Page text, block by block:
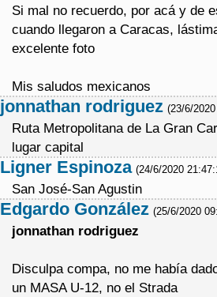
Si mal no recuerdo, por acá y de
cuando llegaron a Caracas,
excelente foto
Mis saludos mexicanos
jonnathan rodriguez (23/6/
Ruta Metropolitana de La Gran
lugar capital
Ligner Espinoza (24/6/2020
San José-San Agustin
Edgardo González (25/6/2020
jonnathan rodriguez
Disculpa compa, no me había
un MASA U-12, no el Strada